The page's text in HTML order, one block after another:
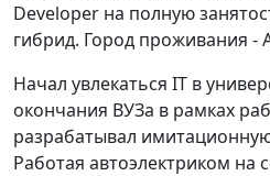
Developer на полную
гибрид. Город проживания -
Начал увлекаться IT в
окончания ВУЗа в рамках
разрабатывал
Работая автоэлектриком на